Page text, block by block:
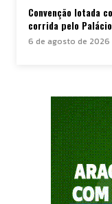
Convenção lotada
corrida pelo
6 de agosto de 2026